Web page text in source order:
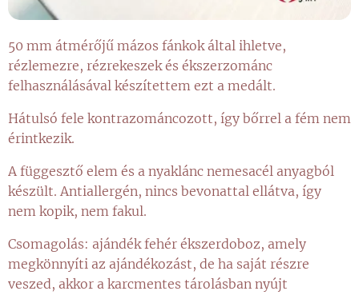
50 mm átmérőjű mázos fánkok által ihletve,
rézlemezre, rézrekeszek és ékszerzománc
felhasználásával készítettem ezt a medált.
Hátulsó fele kontrazománcozott, így bőrrel a fém nem
érintkezik.
A függesztő elem és a nyaklánc nemesacél anyagból
készült. Antiallergén, nincs bevonattal ellátva, így
nem kopik, nem fakul.
Csomagolás: ajándék fehér ékszerdoboz, amely
megkönnyíti az ajándékozást, de ha saját részre
veszed, akkor a karcmentes tárolásban nyújt